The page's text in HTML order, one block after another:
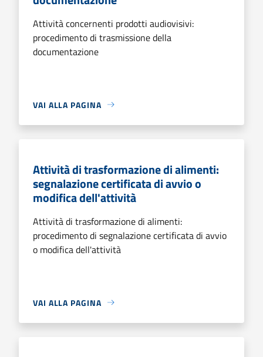
Attività concernenti prodotti audiovisivi:
procedimento di trasmissione della
documentazione
VAI ALLA PAGINA
Attività di trasformazione di alimenti:
segnalazione certificata di avvio o
modifica dell'attività
Attività di trasformazione di alimenti:
procedimento di segnalazione certificata di avvio
o modifica dell'attività
VAI ALLA PAGINA